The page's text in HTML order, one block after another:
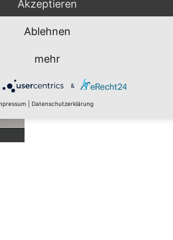
Akzeptieren
Ablehnen
mehr
&
Datenschutzerklärung